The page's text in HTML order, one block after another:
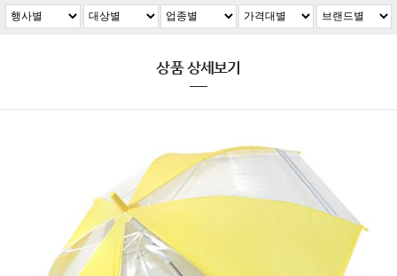
상품 상세보기